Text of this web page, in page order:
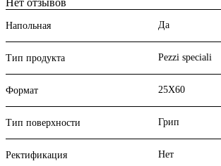
Нет отзывов
Напольная Да
Тип продукта Pezzi speciali
Формат 25X60
Тип поверхности Грип
Ректификация Нет